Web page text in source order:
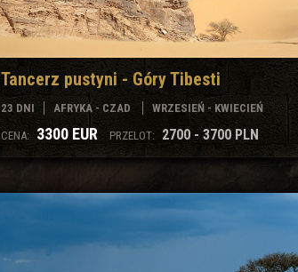
Tancerz pustyni - Góry Tibesti
23 DNI AFRYKA - CZAD WRZESIEŃ - KWIECIEŃ
CENA: 3300 EUR PRZELOT: 2700 - 3700 PLN